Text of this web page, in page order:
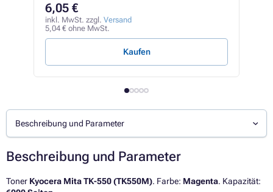
6,05 €
inkl. MwSt. zzgl. Versand
5,04 € ohne MwSt.
Kaufen
Beschreibung und Parameter
Beschreibung und Parameter
Toner Kyocera Mita TK-550 (TK550M). Farbe: Magenta. Kapazität: